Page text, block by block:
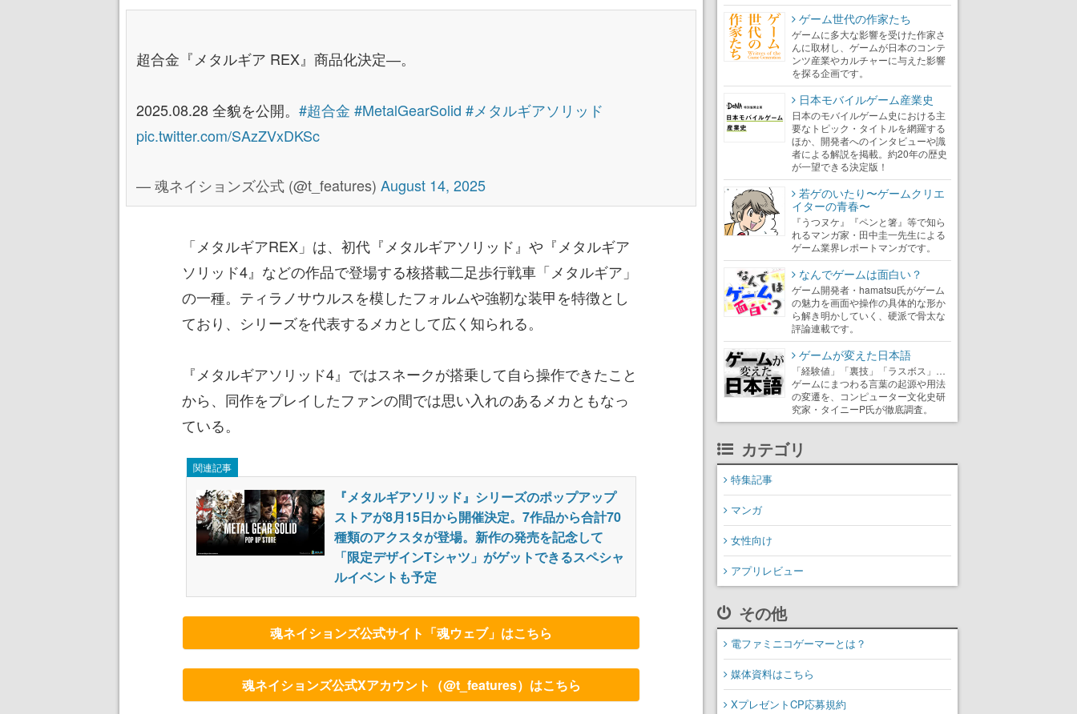
超合金『メタルギア REX』商品化決定―。
2025.08.28 全貌を公開。 #超合金 #MetalGearSolid #メタルギアソリッド
pic.twitter.com/SAzZVxDKSc
— 魂ネイションズ公式 (@t_features) August 14, 2025
「メタルギアREX」は、初代『メタルギアソリッド』や『メタルギア
ソリッド4』などの作品で登場する核搭載二足歩行戦車「メタルギア」
の一種。ティラノサウルスを模したフォルムや強靭な装甲を特徴とし
ており、シリーズを代表するメカとして広く知られる。
『メタルギアソリッド4』ではスネークが搭乗して自ら操作できたこと
から、同作をプレイしたファンの間では思い入れのあるメカともなっ
ている。
関連記事
『メタルギアソリッド』シリーズのポップアップ
ストアが8月15日から開催決定。7作品から合計70
種類のアクスタが登場。新作の発売を記念して
「限定デザインTシャツ」がゲットできるスペシャ
ルイベントも予定
魂ネイションズ公式サイト「魂ウェブ」はこちら
魂ネイションズ公式Xアカウント（@t_features）はこちら
ゲーム世代の作家たち
ゲームに多大な影響を受けた作家さ
んに取材し、ゲームが日本のコンテ
ンツ産業やカルチャーに与えた影響
を探る企画です。
日本モバイルゲーム産業史
日本のモバイルゲーム史における主
要なトピック・タイトルを網羅する
ほか、開発者へのインタビューや識
者による解説を掲載。約20年の歴史
が一望できる決定版！
若ゲのいたり〜ゲームクリエ
イターの青春〜
『うつヌケ』『ペンと箸』等で知ら
れるマンガ家・田中圭一先生による
ゲーム業界レポートマンガです。
なんでゲームは面白い？
ゲーム開発者・hamatsu氏がゲーム
の魅力を画面や操作の具体的な形か
ら解き明かしていく、硬派で骨太な
評論連載です。
ゲームが変えた日本語
「経験値」「裏技」「ラスボス」…
ゲームにまつわる言葉の起源や用法
の変遷を、コンピューター文化史研
究家・タイニーP氏が徹底調査。
カテゴリ
特集記事
マンガ
女性向け
アプリレビュー
その他
電ファミニコゲーマーとは？
媒体資料はこちら
XプレゼントCP応募規約